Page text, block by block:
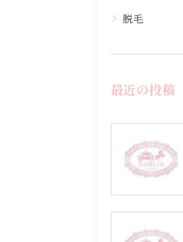
脱毛
最近の投稿